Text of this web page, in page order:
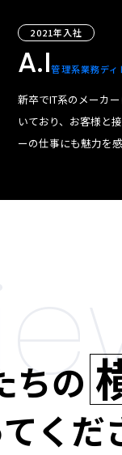
2021年入社
A.I管理系業務ディ
新卒でIT系のメーカ
いており、お客様と
ーの仕事にも魅力を感
e
ちの
くだ